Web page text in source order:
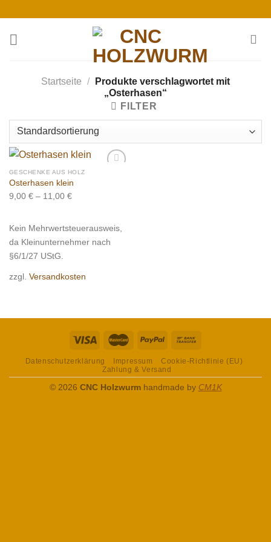
content
Startseite /
Produkte verschlagwortet mit
„Osterhasen“
FILTER
GESCHENKE AUS HOLZ
Osterhasen klein
9,00 €– 11,00 €
Kein Mehrwertsteuerausweis,
da Kleinunternehmer nach
§6/1/27 UStG.
zzgl. Versandkosten
Datenschutzerklärung Impressum
Cookie-Richtlinie (EU)
Zahlung & Versand
© 2026 CNC Holzwurmhandmade by CM1K